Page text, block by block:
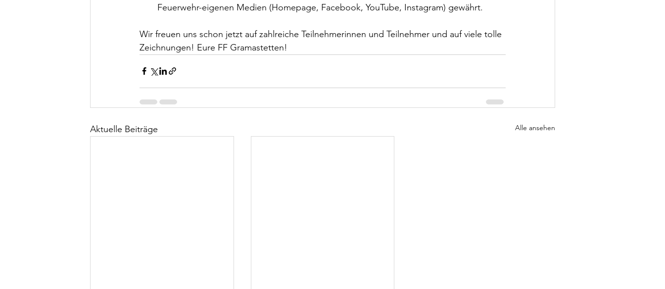
Feuerwehr-eigenen Medien (Homepage, Facebook, YouTube, Instagram) gewährt.
Wir freuen uns schon jetzt auf zahlreiche Teilnehmerinnen und Teilnehmer und auf viele tolle
Zeichnungen! Eure FF Gramastetten!
Aktuelle Beiträge Alle ansehen